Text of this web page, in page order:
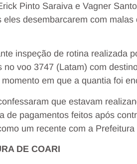
Pinto Saraiva e Vagner
desembarcarem com
inspeção de rotina realizada
voo 3747 (Latam) com
em que a quantia foi
que estavam
de pagamentos feitos após
um recente com a Prefeitura
DE COARI